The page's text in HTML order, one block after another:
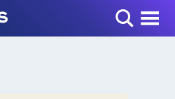
Toggle Menu